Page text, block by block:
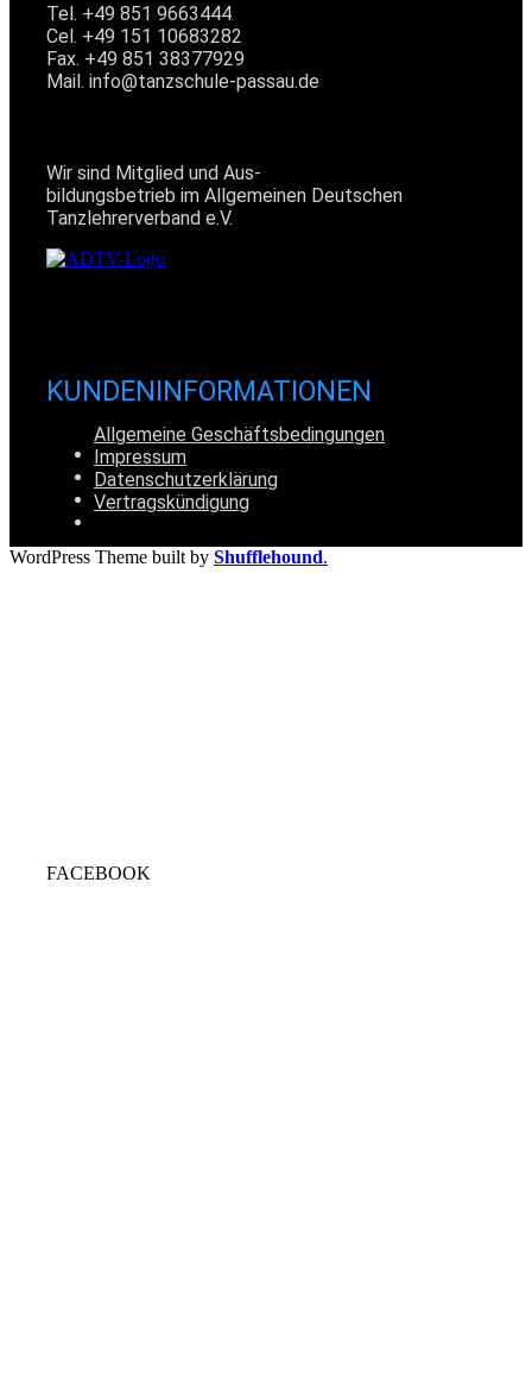
Tel. +49 851 9663444
Cel. +49 151 10683282
Fax. +49 851 38377929
Mail. info@tanzschule-passau.de
Wir sind Mitglied und Aus-
bildungsbetrieb im Allgemeinen Deutschen
Tanzlehrerverband e.V.
KUNDENINFORMATIONEN
Allgemeine Geschäftsbedingungen
Impressum
Datenschutzerklärung
Vertragskündigung
FACEBOOK
WordPress Theme built by Shufflehound.